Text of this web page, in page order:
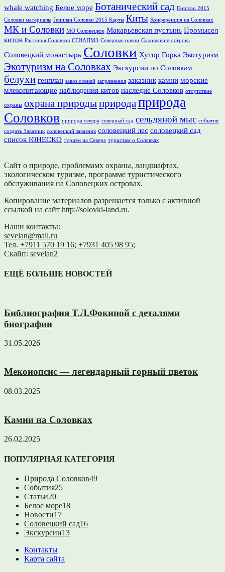
whale watching Белое море Ботанический сад Генплан 2015
Соловки материалы Генплан Соловки 2015 Карты Киты Конференция на Соловках
МК и Соловки МО Соловецкое Макарьевская пустынь Промысел
китов Растения Соловков СГИАПМЗ Северные олени Соловецкие острова
Соловецкий монастырь Соловки Хутор Горка Экотуризм
Экотуризм на Соловках Экскурсии по Соловкам
белухи генплан завоз оленей загрязнения заказник камни морские
млекопитающие наблюдения китов наследие Соловков отсутствие
охраны охрана природыприродаприрода
Соловков природа севера северный сад сельдяной мыс события
создать Заказник соловецкий заказник соловецкий лес соловецкий сад
список ЮНЕСКО туризм на Севере туристам о Соловках
Сайт о природе, проблемамх охраны, ландшафтах,
экологическом туризме, программе туристического
обслуживания на Соловецких островах.
Копирование материалов разрешается только с активной
ссылкой на сайт http://solovki-land.ru.
Наши контакты:
sevelan@mail.ru
Тел. +7911 570 19 16; +7931 405 98 95;
Скайп: sevelan2
ЕЩЁ БОЛЬШЕ НОВОСТЕЙ
Библиография Т.Л.Фокиной с деталями
биографии
31.05.2026
Меконопсис — легендарный горный цветок
08.03.2025
Камни на Соловках
26.02.2025
ПОПУЛЯРНАЯ КАТЕГОРИЯ
Природа Соловков49
События25
Статьи20
Белое море18
Новости17
Соловецкий сад16
Экскурсии13
Контакты
Карта сайта